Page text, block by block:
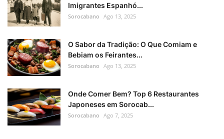
Imigrantes Espanhó...
Sorocabano Ago 13, 2025
O Sabor da Tradição: O Que Comiam e
Bebiam os Feirantes...
Sorocabano Ago 13, 2025
Onde Comer Bem? Top 6 Restaurantes
Japoneses em Sorocab...
Sorocabano Ago 7, 2025